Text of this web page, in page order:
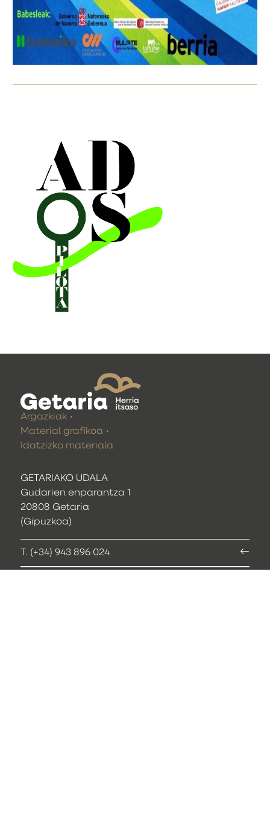
GETARIAKO UDALA
Gudarien enparantza 1
20808 Getaria
(Gipuzkoa)
T. (+34) 943 896 024
Argazkiak
Material grafikoa
Idatzizko materiala